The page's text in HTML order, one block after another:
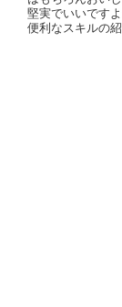
堅実でいいです
便利なスキルの